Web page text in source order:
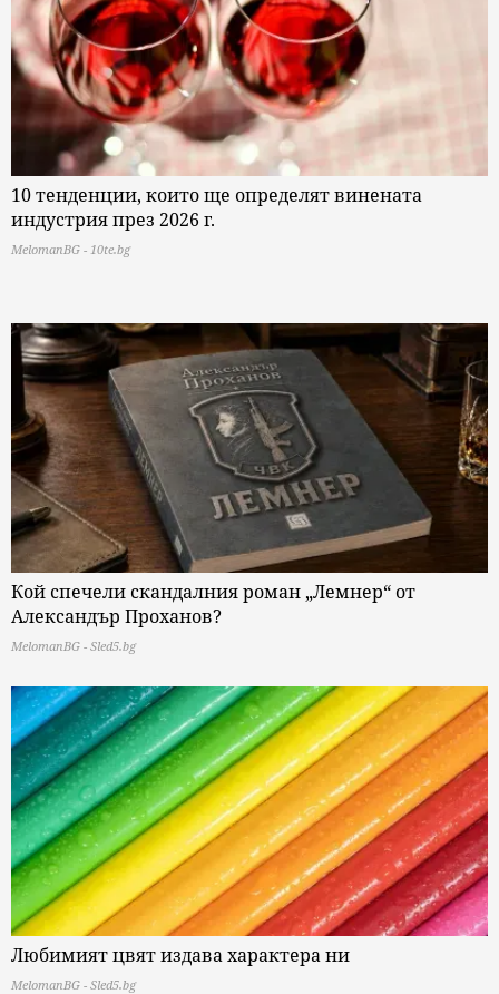
10 тенденции, които ще определят винената
индустрия през 2026 г.
MelomanBG - 10te.bg
Кой спечели скандалния роман „Лемнер“ от
Александър Проханов?
MelomanBG - Sled5.bg
Любимият цвят издава характера ни
MelomanBG - Sled5.bg